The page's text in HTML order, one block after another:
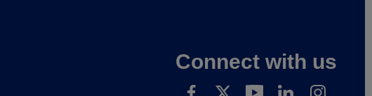
Connect with us